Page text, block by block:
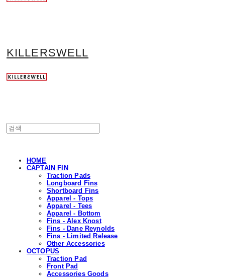
KILLERSWELL
HOME
CAPTAIN FIN
Traction Pads
Longboard Fins
Shortboard Fins
Apparel - Tops
Apparel - Tees
Apparel - Bottom
Fins - Alex Knost
Fins - Dane Reynolds
Fins - Limited Release
Other Accessories
OCTOPUS
Traction Pad
Front Pad
Accessories Goods